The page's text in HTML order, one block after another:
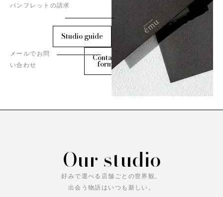
パンフレットの請求
Studio guide
メールでお問
い合わせ
Contact
form
Our studio
好みで選べる店舗ごとの世界観。
出会う物語はいつも新しい。